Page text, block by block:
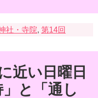
社・寺院,第14回
近い日曜日
と「通し